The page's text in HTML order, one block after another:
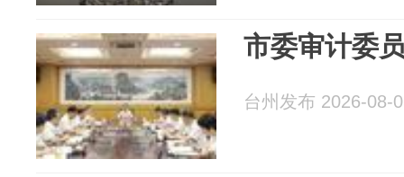
市委审计委
台州发布 2026-08-